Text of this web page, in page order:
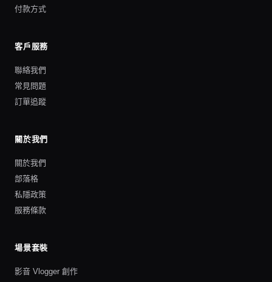
付款方式
客戶服務
聯絡我們
常見問題
訂單追蹤
關於我們
關於我們
部落格
私隱政策
服務條款
場景套裝
影音 Vlogger 創作